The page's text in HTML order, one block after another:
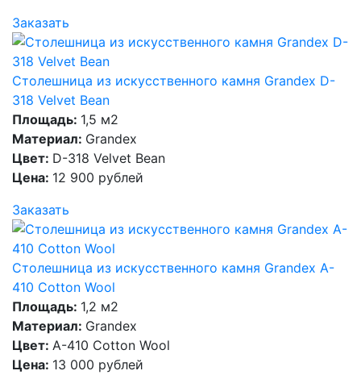
Заказать
Столешница из искусственного камня Grandex D-
318 Velvet Bean
Площадь: 1,5 м2
Материал: Grandex
Цвет: D-318 Velvet Bean
Цена: 12 900 рублей
Заказать
Столешница из искусственного камня Grandex A-
410 Cotton Wool
Площадь: 1,2 м2
Материал: Grandex
Цвет: A-410 Cotton Wool
Цена: 13 000 рублей